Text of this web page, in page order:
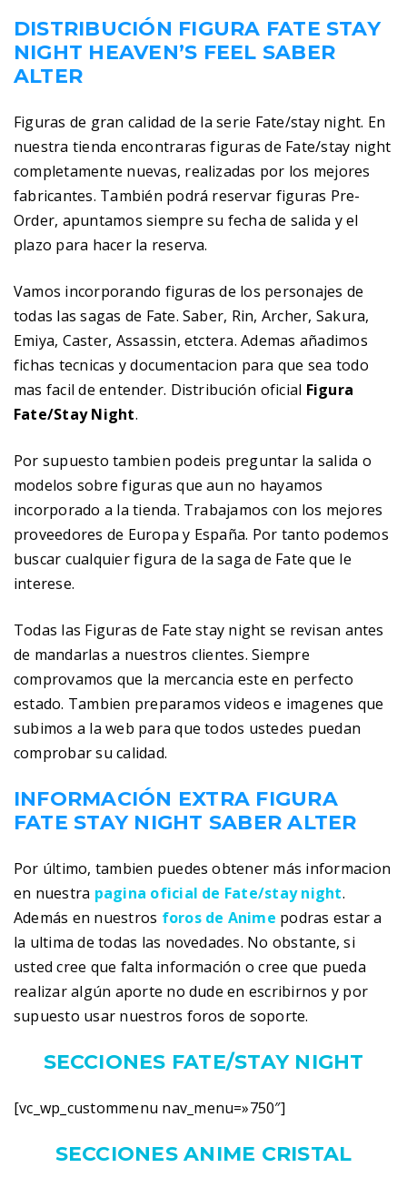
DISTRIBUCIÓN FIGURA FATE STAY
NIGHT HEAVEN’S FEEL SABER
ALTER
Figuras de gran calidad de la serie Fate/stay night. En
nuestra tienda encontraras figuras de Fate/stay night
completamente nuevas, realizadas por los mejores
fabricantes. También podrá reservar figuras Pre-
Order, apuntamos siempre su fecha de salida y el
plazo para hacer la reserva.
Vamos incorporando figuras de los personajes de
todas las sagas de Fate. Saber, Rin, Archer, Sakura,
Emiya, Caster, Assassin, etctera. Ademas añadimos
fichas tecnicas y documentacion para que sea todo
mas facil de entender. Distribución oficial Figura
Fate/Stay Night.
Por supuesto tambien podeis preguntar la salida o
modelos sobre figuras que aun no hayamos
incorporado a la tienda. Trabajamos con los mejores
proveedores de Europa y España. Por tanto podemos
buscar cualquier figura de la saga de Fate que le
interese.
Todas las Figuras de Fate stay night se revisan antes
de mandarlas a nuestros clientes. Siempre
comprovamos que la mercancia este en perfecto
estado. Tambien preparamos videos e imagenes que
subimos a la web para que todos ustedes puedan
comprobar su calidad.
INFORMACIÓN EXTRA FIGURA
FATE STAY NIGHT SABER ALTER
Por último, tambien puedes obtener más informacion
en nuestra pagina oficial de Fate/stay night.
Además en nuestros foros de Anime podras estar a
la ultima de todas las novedades. No obstante, si
usted cree que falta información o cree que pueda
realizar algún aporte no dude en escribirnos y por
supuesto usar nuestros foros de soporte.
SECCIONES FATE/STAY NIGHT
[vc_wp_custommenu nav_menu=»750″]
SECCIONES ANIME CRISTAL